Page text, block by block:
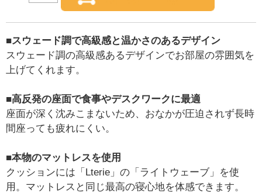
■スウェード調で高級感と温かさのあるデザイン
スウェード調の高級感あるデザインでお部屋の雰囲気を
上げてくれます。
■高反発の座面で食事やデスクワークに最適
座面が深く沈みこまないため、おなかが圧迫されず長時
間座っても疲れにくい。
■本物のマットレスを使用
クッションには「Lterie」の「ライトウェーブ」を使
用。マットレスと同じ最高の寝心地を体感できます。